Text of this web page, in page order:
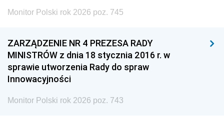
Monitor Polski rok 2026 poz. 745
ZARZĄDZENIE NR 4 PREZESA RADY
MINISTRÓW z dnia 18 stycznia 2016 r. w
sprawie utworzenia Rady do spraw
Innowacyjności
Monitor Polski rok 2026 poz. 743